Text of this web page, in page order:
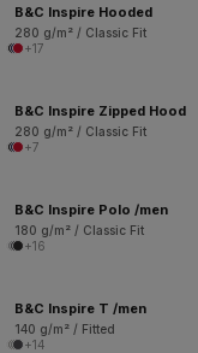
B&C Inspire Hooded
280 g/m² / Classic Fit
+17
B&C Inspire Zipped Hood
280 g/m² / Classic Fit
+7
B&C Inspire Polo /men
180 g/m² / Classic Fit
+16
B&C Inspire T /men
140 g/m² / Fitted
+14